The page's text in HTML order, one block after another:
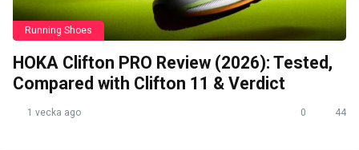
Running Shoes
HOKA Clifton PRO Review (2026): Tested,
Compared with Clifton 11 & Verdict
1 vecka ago 0 44